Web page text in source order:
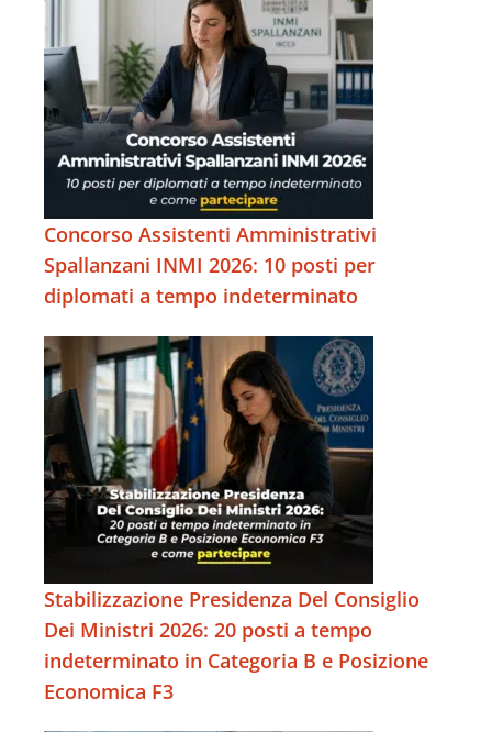
Concorso Assistenti Amministrativi
Spallanzani INMI 2026: 10 posti per
diplomati a tempo indeterminato
Stabilizzazione Presidenza Del Consiglio
Dei Ministri 2026: 20 posti a tempo
indeterminato in Categoria B e Posizione
Economica F3